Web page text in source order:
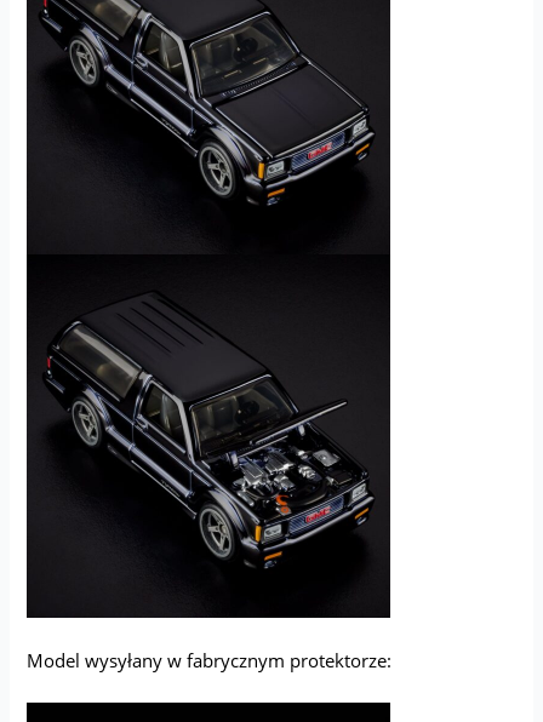
Model wysyłany w fabrycznym protektorze: